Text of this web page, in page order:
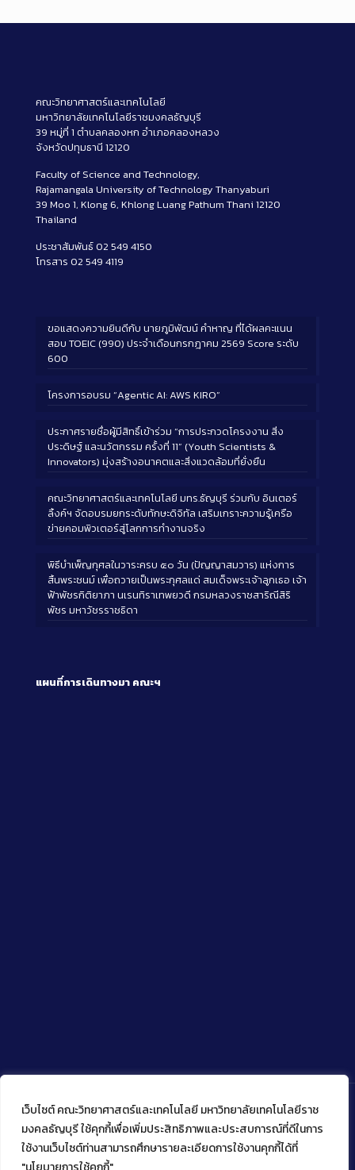
เว็บไซต์ คณะวิทยาศาสตร์และเทคโนโลยี มหาวิทยาลัยเทคโนโลยีราช
มงคลธัญบุรี ใช้คุกกี้เพื่อเพิ่มประสิทธิภาพและประสบการณ์ที่ดีในการ
ใช้งานเว็บไซต์ท่านสามารถศึกษารายละเอียดการใช้งานคุกกี้ได้ที่
คณะวิทยาศาสตร์และเทคโนโลยี
มหาวิทยาลัยเทคโนโลยีราชมงคลธัญบุรี
39 หมู่ที่ 1 ตำบลคลองหก อำเภอคลองหลวง
จังหวัดปทุมธานี 12120
Faculty of Science and Technology,
Rajamangala University of Technology Thanyaburi
39 Moo 1, Klong 6, Khlong Luang Pathum Thani 12120
Thailand
ประชาสัมพันธ์ 02 549 4150
โทรสาร 02 549 4119
ขอแสดงความยินดีกับ นายภูมิพัฒน์ คำหาญ ที่ได้ผลคะแนน
สอบ TOEIC (990) ประจำเดือนกรกฎาคม 2569 Score ระดับ
600
โครงการอบรม “Agentic AI: AWS KIRO”
ประกาศรายชื่อผู้มีสิทธิ์เข้าร่วม “การประกวดโครงงาน สิ่ง
ประดิษฐ์ และนวัตกรรม ครั้งที่ 11” (Youth Scientists &
Innovators) มุ่งสร้างอนาคตและสิ่งแวดล้อมที่ยั่งยืน
คณะวิทยาศาสตร์และเทคโนโลยี มทร.ธัญบุรี ร่วมกับ อินเตอร์
ลิ้งค์ฯ จัดอบรมยกระดับทักษะดิจิทัล เสริมเกราะความรู้เครือ
ข่ายคอมพิวเตอร์สู่โลกการทำงานจริง
พิธีบำเพ็ญกุศลในวาระครบ ๕๐ วัน (ปัญญาสมวาร) แห่งการ
สิ้นพระชนม์ เพื่อถวายเป็นพระกุศลแด่ สมเด็จพระเจ้าลูกเธอ เจ้า
ฟ้าพัชรกิติยาภา นเรนทิราเทพยวดี กรมหลวงราชสาริณีสิริ
พัชร มหาวัชรราชธิดา
แผนที่การเดินทางมา คณะฯ
Copyright © 2022 คณะวิทยาศาสตร์และเทคโนโลยี มหาวิทยาลัย